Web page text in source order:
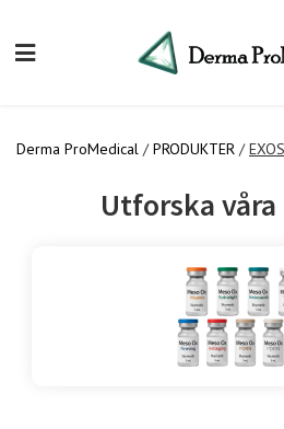
Derma ProMedical /PRODUKTER /
Utforska